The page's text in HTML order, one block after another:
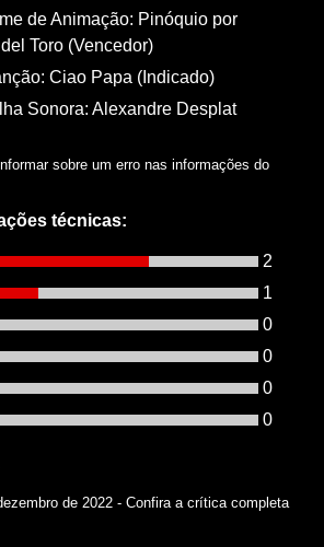
de Animação: Pinóquio por
Toro (Vencedor)
Ciao Papa (Indicado)
Sonora: Alexandre Desplat
sobre um erro nas informações do
técnicas:
2
1
0
0
0
0
de 2022 - Confira a crítica completa